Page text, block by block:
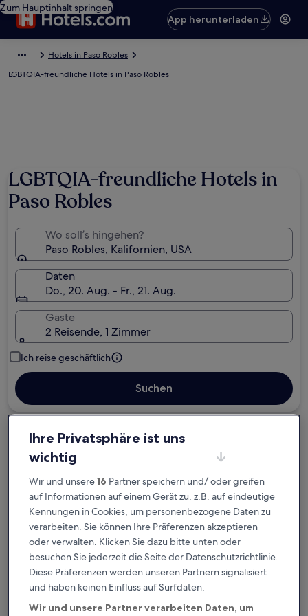
Zum Hauptinhalt springen
App herunterladen
Hotels in Paso Robles
LGBTQIA-freundliche Hotels in Paso Robles
LGBTQIA-freundliche Hotels in
Paso Robles
Wo soll’s hingehen?
Paso Robles, Kalifornien, USA
Daten
Do., 20. Aug. - Fr., 21. Aug.
Gäste
2 Reisende, 1 Zimmer
Ich reise geschäftlich
Suchen
Kostenlose Stornierung bei
Planänderungen
Verdiene Prämien für jede
wahrgenommene Übernachtung
Mehr sparen mit Preisen für Mitglieder
Überprüfe die Preise für diese Daten
Ihre Privatsphäre ist uns
wichtig
Wir und unsere16 Partner speichern und/ oder greifen
auf Informationen auf einem Gerät zu, z.B. auf eindeutige
Kennungen in Cookies, um personenbezogene Daten zu
verarbeiten. Sie können Ihre Präferenzen akzeptieren
oder verwalten. Klicken Sie dazu bitte unten oder
besuchen Sie jederzeit die Seite der Datenschutzrichtlinie.
Diese Präferenzen werden unseren Partnern signalisiert
und haben keinen Einfluss auf Surfdaten.
Wir und unsere Partner verarbeiten Daten, um